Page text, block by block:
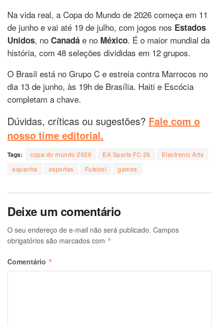
Na vida real, a Copa do Mundo de 2026 começa em 11
de junho e vai até 19 de julho, com jogos nos Estados
Unidos, no Canadá e no México. É o maior mundial da
história, com 48 seleções divididas em 12 grupos.
O Brasil está no Grupo C e estreia contra Marrocos no
dia 13 de junho, às 19h de Brasília. Haiti e Escócia
completam a chave.
Dúvidas, críticas ou sugestões? Fale com o
nosso time editorial.
Tags: copa do mundo 2026 EA Sports FC 26
Electronic Arts
espanha
esportes Futebol games
Deixe um comentário
O seu endereço de e-mail não será publicado. Campos
obrigatórios são marcados com *
Comentário *